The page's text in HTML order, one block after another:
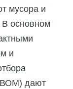
мусора и
В основном
и
ВОМ) дают